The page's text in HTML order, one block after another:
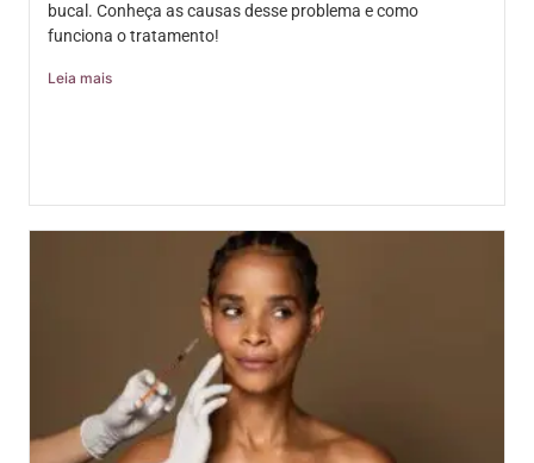
bucal. Conheça as causas desse problema e como
funciona o tratamento!
Leia mais